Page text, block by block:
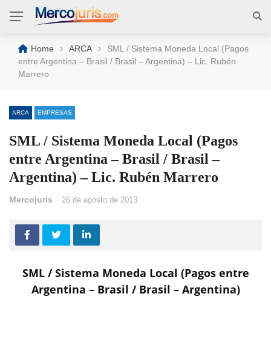
Home › ARCA ›
SML / Sistema Moneda Local (Pagos
entre Argentina – Brasil / Brasil – Argentina) – Lic. Rubén
Marrero
ARCA EMPRESAS
SML / Sistema Moneda Local (Pagos
entre Argentina – Brasil / Brasil –
Argentina) – Lic. Rubén Marrero
Mercojuris 26 de agosto de 2013
SML / Sistema Moneda Local (Pagos entre
Argentina – Brasil / Brasil – Argentina)